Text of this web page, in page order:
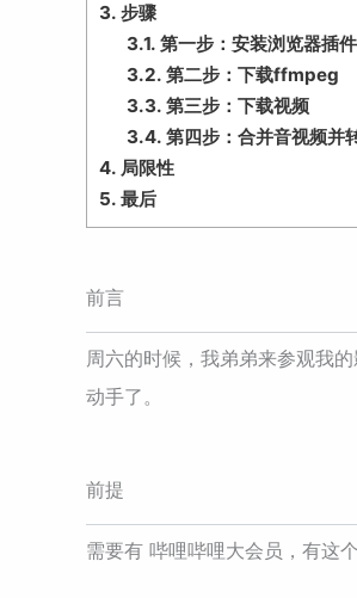
3. 步骤
3.1.第一步：安装浏览器插件
3.2.第二步：下载ffmpeg
3.3.第三步：下载视频
3.4.第四步：合并音视频并
4. 局限性
5. 最后
前言
周六的时候，我弟弟来参观我
动手了。
前提
需要有 哔哩哔哩大会员，有这